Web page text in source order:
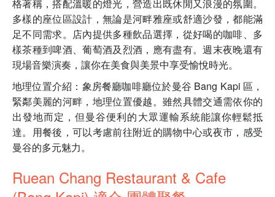
格著稱，搭配溫暖的燈光，營造出既休閒又浪漫的氛圍。
多樣的座位區設計，無論是河畔雅座或舒適沙發，都能滿
足不同需求。店內提供多種飲品選擇，從好喝的咖啡、多
樣茶種到啤酒、葡萄酒及烈酒，應有盡有。週末夜晚還有
現場音樂演奏，讓你在美食與美景中享受愉悅時光。
地理位置介紹：象房餐廳咖啡廳位於曼谷 Bang Kapi 區，
緊鄰美麗的河畔，地理位置優越。雖然具體交通需依你的
出發地而定，但曼谷便利的大眾運輸系統能讓你輕鬆抵
達。用餐後，可以考慮前往附近的購物中心或夜市，感受
曼谷的多元魅力。
Ruean Chang Restaurant & Cafe